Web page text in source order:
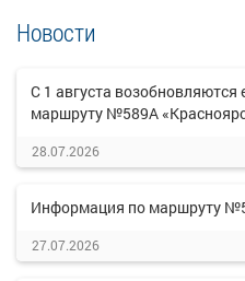
Новости
С 1 августа
маршруту №589А
28.07.2026
Информация по маршруту
27.07.2026